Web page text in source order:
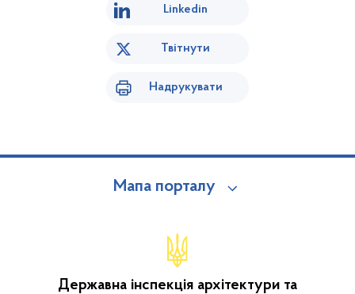
Linkedin
Твітнути
Надрукувати
Мапа порталу
Державна інспекція архітектури та